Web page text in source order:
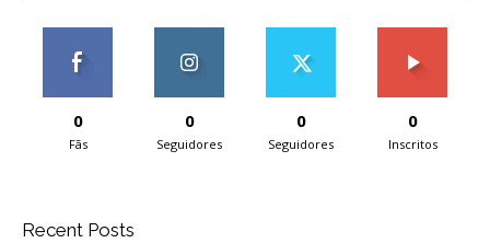
0
Fãs
0
Seguidores
0
Seguidores
0
Inscritos
Recent Posts